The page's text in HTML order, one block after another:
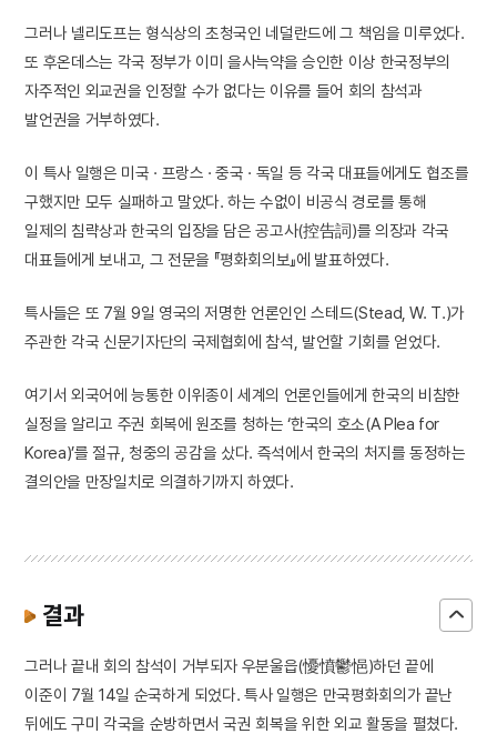
그러나 넬리도프는 형식상의 초청국인 네덜란드에 그 책임을 미루었다.
또 후온데스는 각국 정부가 이미 을사늑약을 승인한 이상 한국정부의
자주적인 외교권을 인정할 수가 없다는 이유를 들어 회의 참석과
발언권을 거부하였다.
이 특사 일행은 미국 · 프랑스 · 중국 · 독일 등 각국 대표들에게도 협조를
구했지만 모두 실패하고 말았다. 하는 수없이 비공식 경로를 통해
일제의 침략상과 한국의 입장을 담은 공고사(控告詞)를 의장과 각국
대표들에게 보내고, 그 전문을 『평화회의보』에 발표하였다.
특사들은 또 7월 9일 영국의 저명한 언론인인 스테드(Stead, W. T.)가
주관한 각국 신문기자단의 국제협회에 참석, 발언할 기회를 얻었다.
여기서 외국어에 능통한 이위종이 세계의 언론인들에게 한국의 비참한
실정을 알리고 주권 회복에 원조를 청하는 ‘한국의 호소(A Plea for
Korea)’를 절규, 청중의 공감을 샀다. 즉석에서 한국의 처지를 동정하는
결의안을 만장일치로 의결하기까지 하였다.
결과
그러나 끝내 회의 참석이 거부되자 우분울읍(懮憤鬱悒)하던 끝에
이준이 7월 14일 순국하게 되었다. 특사 일행은 만국평화회의가 끝난
뒤에도 구미 각국을 순방하면서 국권 회복을 위한 외교 활동을 펼쳤다.